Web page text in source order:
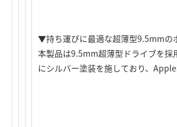
▼持ち運びに最適な超薄型9.5mmの
本製品は9.5mm超薄型ドライブを採
にシルバー塗装を施しており、